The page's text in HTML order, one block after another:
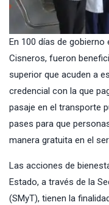
En 100 días de
Cisneros, fueron
superior que acuden a
credencial con la que
pasaje en el transporte
pases para que
manera gratuita en el
Las acciones de
Estado, a través de la
(SMyT), tienen la